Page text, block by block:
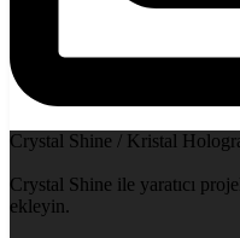
Crystal Shine / Kristal
Crystal Shine ile yaratıcı
ekleyin.